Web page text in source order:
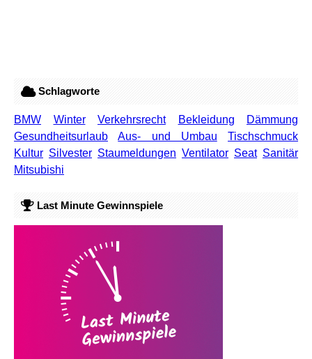
Schlagworte
BMW Winter Verkehrsrecht Bekleidung
Dämmung
Gesundheitsurlaub
Aus- und Umbau
Tischschmuck
Kultur Silvester Staumeldungen Ventilator Seat Sanitär
Mitsubishi
Last Minute Gewinnspiele